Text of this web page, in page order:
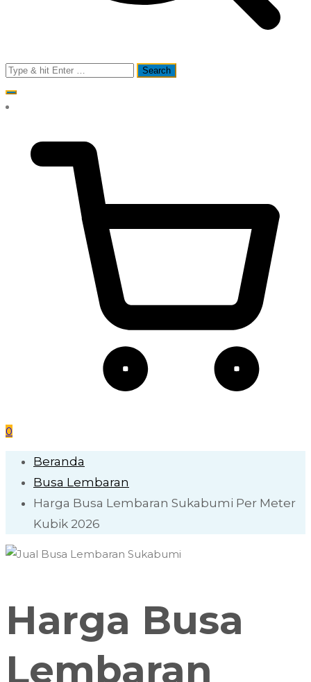
Search
for:
0
Beranda
Busa Lembaran
Harga Busa Lembaran Sukabumi Per Meter
Kubik 2026
Harga Busa
Lembaran